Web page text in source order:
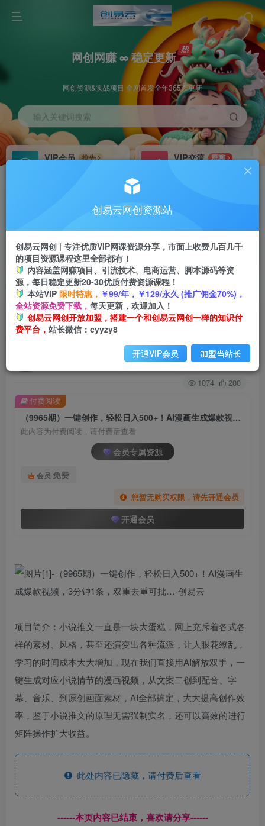
网创网赚 ∞ 稳定更新
网创资源&实战项目 全网首发全年365天更新
输入关键词搜索
VIP会员
抢先
VIP交流
群聊
研究探讨更多创业项目路子。
会员专属推广链接
挂机 项目
脚本卡密
APP下载
GO
首页 创业课程 会员专属 正文
（9965期）一键创作，轻松日入500+！AI漫画生
成爆款视频，3分钟1条，双重去重可批…
关注
1074 200
（9965期）一键创作，轻松日入500+！AI漫画生成爆款视频，3分钟1条，双重去重可批…
此内容为付费阅读，请付费后查看
会员专属资源
会员 免费
您暂无购买权限，请先开通会员
开通会员
付费阅读
项目简介：小说推文一直是一块大蛋糕，网上充斥着各式各
样的素材、风格，甚至还演变出各种流派，让人眼花缭乱，
学习的时间成本大大增加，现在我们直接用AI解放双手，一
键生成对应小说情节的漫画视频，从文案二创到配音、字
幕、音乐、到原创画面素材，AI全部搞定，大大提高创作效
率，鉴于小说推文的原理无需强制实名，还可以高效的进行
矩阵操作扩大收益。
此处内容已隐藏，请付费后查看
------本页内容已结束，喜欢请分享------
创易云网创资源站
创易云网创 | 专注优质VIP网课资源分享，市面上收费几百几千
的项目资源课程这里全部都有！
内容涵盖网赚项目、引流技术、电商运营、脚本源码等资
源，每日稳定更新20-30优质付费资源课程！
本站VIP 限时特惠， ￥99/年，￥129/永久 (推广佣金70%)，
全站资源免费下载， 每天更新，欢迎加入！
创易云网创开放加盟，搭建一个和创易云网创一样的知识付
费平台， 站长微信：cyyzy8
开通VIP会员 加盟当站长